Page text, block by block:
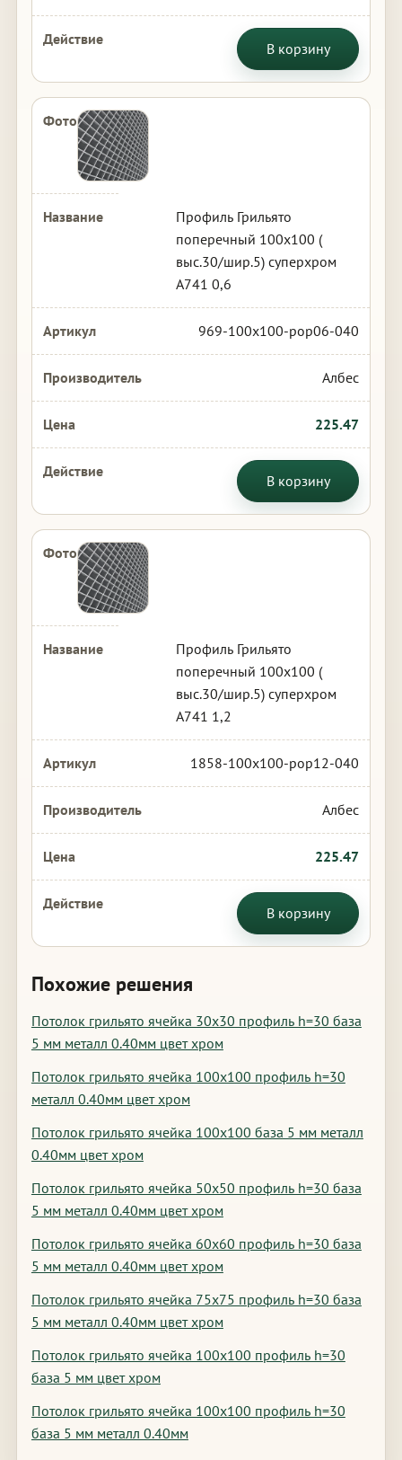
В корзину
Профиль Грильято
поперечный 100х100 (
выс.30/шир.5) суперхром
А741 0,6
969-100x100-pop06-040
Албес
225.47
В корзину
Профиль Грильято
поперечный 100х100 (
выс.30/шир.5) суперхром
А741 1,2
1858-100x100-pop12-040
Албес
225.47
В корзину
Похожие решения
Потолок грильято ячейка 30х30 профиль h=30 база
5 мм металл 0.40мм цвет хром
Потолок грильято ячейка 100х100 профиль h=30
металл 0.40мм цвет хром
Потолок грильято ячейка 100х100 база 5 мм металл
0.40мм цвет хром
Потолок грильято ячейка 50х50 профиль h=30 база
5 мм металл 0.40мм цвет хром
Потолок грильято ячейка 60х60 профиль h=30 база
5 мм металл 0.40мм цвет хром
Потолок грильято ячейка 75х75 профиль h=30 база
5 мм металл 0.40мм цвет хром
Потолок грильято ячейка 100х100 профиль h=30
база 5 мм цвет хром
Потолок грильято ячейка 100х100 профиль h=30
база 5 мм металл 0.40мм